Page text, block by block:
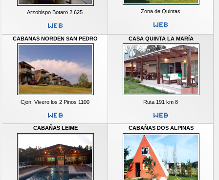
Arzobispo Botaro 2.625 Zona de Quintas
CABANAS NORDEN SAN PEDRO
Cjon. Vivero los 2 Pinos 1100
CASA QUINTA LA MARÍA
Ruta 191 km 8
CABAÑAS LEIME CABAÑAS DOS ALPINAS